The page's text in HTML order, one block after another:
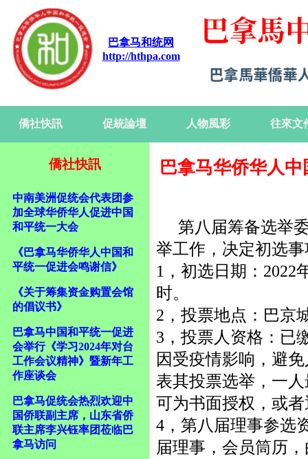
巴拿马和统网
http://hthpa.com
僑社快訊 促統論壇 人物風彩 往來文
僑社快訊
中南美洲促统会代表团参
加全球华侨华人促进中国
和平统一大会
《巴拿马华侨华人中国和
平统一促进会鸣谢信》
《关于筹集资金购置会馆
的倡议书》
巴拿马中国和平统一促进
会举行《学习2024年对台
工作会议精神》暨新年工
作座谈会
巴拿马促统会热烈欢迎中
国侨联副主席，山东省侨
联主席李兴钰率团莅临巴
拿马访问
巴拿马华侨华人
第八届筹备选举
举工作，决定初选
1，初选日期：2022
时。
2，投票地点：巴京
3，投票人资格：已
因受疫情影响，避
表其投票选举，一
可为书面授权，或
4，第八届理事参选
届理事，会员筒历